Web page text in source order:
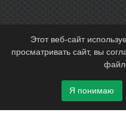
© 2026 Частное
Разработка и техподдержка:
This site is protected by
PolicyandTerms of Service
Этот веб-сайт
просматривать сайт, вы
Я понимаю